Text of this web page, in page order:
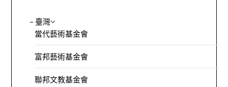
– 臺灣
當代藝術基金會
富邦藝術基金會
聯邦文教基金會